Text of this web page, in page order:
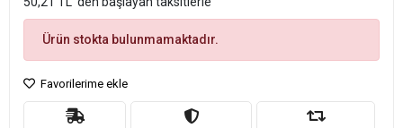
Ürün stokta bulunmamaktadır.
Favorilerime ekle